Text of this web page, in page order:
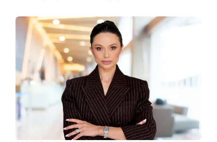
de interese trebuie să plece din funcție: fără
excepții!